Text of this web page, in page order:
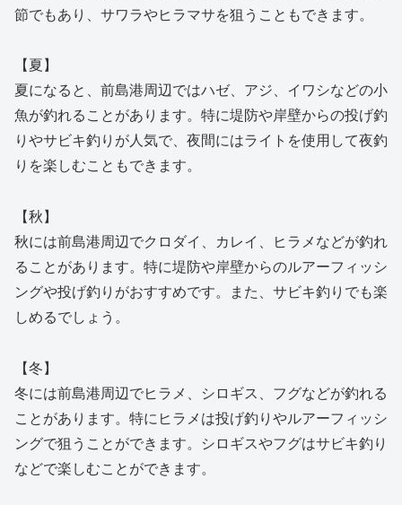
節でもあり、サワラやヒラマサを狙うこともできます。
【夏】
夏になると、前島港周辺ではハゼ、アジ、イワシなどの小
魚が釣れることがあります。特に堤防や岸壁からの投げ釣
りやサビキ釣りが人気で、夜間にはライトを使用して夜釣
りを楽しむこともできます。
【秋】
秋には前島港周辺でクロダイ、カレイ、ヒラメなどが釣れ
ることがあります。特に堤防や岸壁からのルアーフィッシ
ングや投げ釣りがおすすめです。また、サビキ釣りでも楽
しめるでしょう。
【冬】
冬には前島港周辺でヒラメ、シロギス、フグなどが釣れる
ことがあります。特にヒラメは投げ釣りやルアーフィッシ
ングで狙うことができます。シロギスやフグはサビキ釣り
などで楽しむことができます。